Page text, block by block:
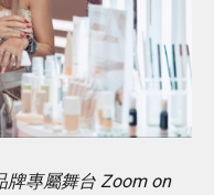
牌專屬舞台 Zoom on